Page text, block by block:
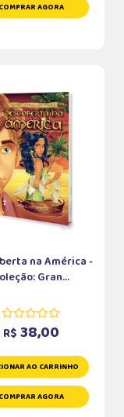
COMPRAR AGORA
na América -
Gran...
R$ 38,00
AO CARRINHO
COMPRAR AGORA